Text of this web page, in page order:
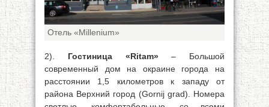
Отель «Millenium»
2). Гостиница «Ritam»– Большой
современный дом на окраине города на
расстоянии 1,5 километров к западу от
района Верхний город (Gornij grad). Номера